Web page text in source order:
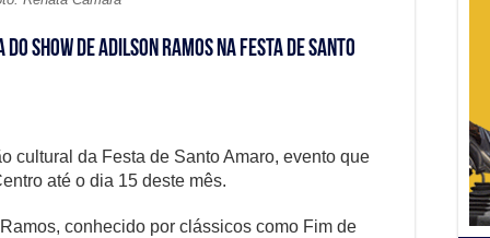
show de Adilson Ramos na Festa de Santo
cultural da Festa de Santo Amaro, evento que
até o dia 15 deste mês.
conhecido por clássicos como Fim de